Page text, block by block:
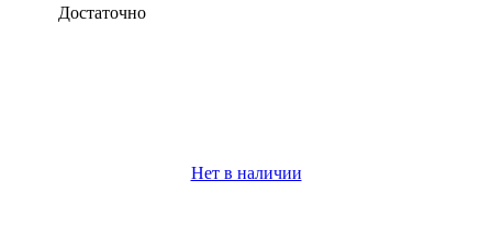
Достаточно
Нет в наличии